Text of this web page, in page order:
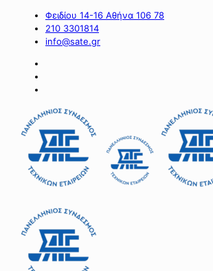
Φειδίου 14-16 Αθήνα 106 78
210 3301814
info@sate.gr